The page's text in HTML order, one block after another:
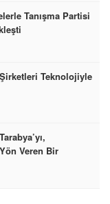
Tanışma Partisi
Teknolojiyle
Veren Bir